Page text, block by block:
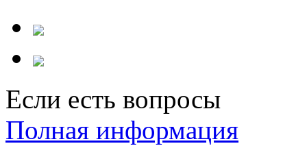
Если есть вопросы
Полная информация